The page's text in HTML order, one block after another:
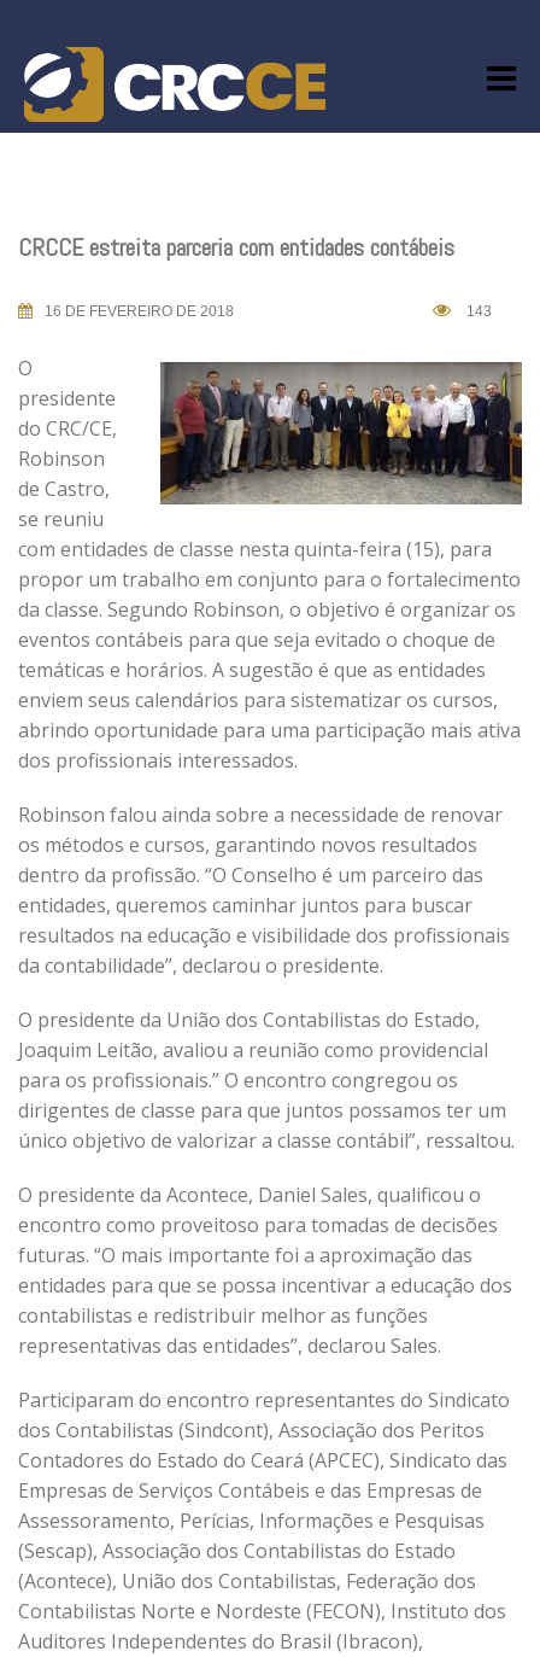
content
CRCCE estreita parceria com entidades contábeis
16 DE FEVEREIRO DE 2018 143
O
presidente
do CRC/CE,
Robinson
de Castro,
se reuniu
com entidades de classe nesta quinta-feira (15), para
propor um trabalho em conjunto para o fortalecimento
da classe. Segundo Robinson, o objetivo é organizar os
eventos contábeis para que seja evitado o choque de
temáticas e horários. A sugestão é que as entidades
enviem seus calendários para sistematizar os cursos,
abrindo oportunidade para uma participação mais ativa
dos profissionais interessados.
Robinson falou ainda sobre a necessidade de renovar
os métodos e cursos, garantindo novos resultados
dentro da profissão. “O Conselho é um parceiro das
entidades, queremos caminhar juntos para buscar
resultados na educação e visibilidade dos profissionais
da contabilidade”, declarou o presidente.
O presidente da União dos Contabilistas do Estado,
Joaquim Leitão, avaliou a reunião como providencial
para os profissionais.” O encontro congregou os
dirigentes de classe para que juntos possamos ter um
único objetivo de valorizar a classe contábil”, ressaltou.
O presidente da Acontece, Daniel Sales, qualificou o
encontro como proveitoso para tomadas de decisões
futuras. “O mais importante foi a aproximação das
entidades para que se possa incentivar a educação dos
contabilistas e redistribuir melhor as funções
representativas das entidades”, declarou Sales.
Participaram do encontro representantes do Sindicato
dos Contabilistas (Sindcont), Associação dos Peritos
Contadores do Estado do Ceará (APCEC), Sindicato das
Empresas de Serviços Contábeis e das Empresas de
Assessoramento, Perícias, Informações e Pesquisas
(Sescap), Associação dos Contabilistas do Estado
(Acontece), União dos Contabilistas, Federação dos
Contabilistas Norte e Nordeste (FECON), Instituto dos
Auditores Independentes do Brasil (Ibracon),